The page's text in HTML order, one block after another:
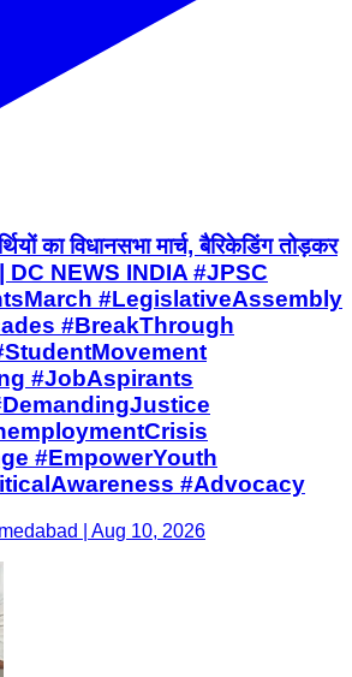
का विधानसभा मार्च, बैरिकेडिंग तोड़कर
|| DC NEWS INDIA #JPSC
#LegislativeAssembly
#BreakThrough
#JobAspirants
#EmpowerYouth
#Advocacy
| Aug 10, 2026